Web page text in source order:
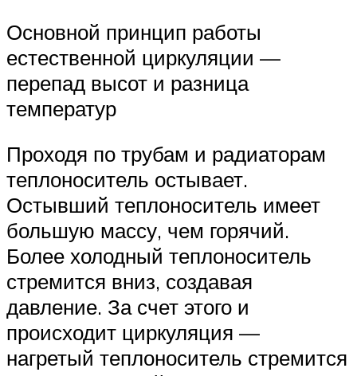
Основной принцип работы
естественной циркуляции —
перепад высот и разница
температур
Проходя по трубам и радиаторам
теплоноситель остывает.
Остывший теплоноситель имеет
большую массу, чем горячий.
Более холодный теплоноситель
стремится вниз, создавая
давление. За счет этого и
происходит циркуляция —
нагретый теплоноситель стремится